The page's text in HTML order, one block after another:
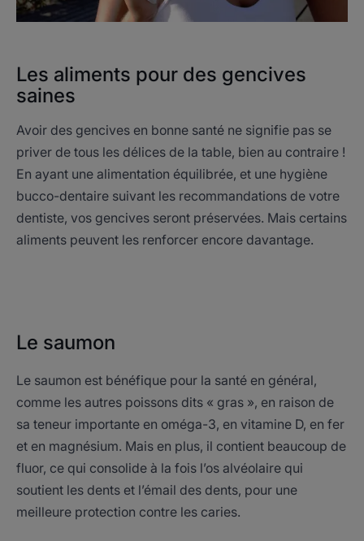
Les aliments pour des gencives
saines
Avoir des gencives en bonne santé ne signifie pas se
priver de tous les délices de la table, bien au contraire !
En ayant une alimentation équilibrée, et une hygiène
bucco-dentaire suivant les recommandations de votre
dentiste, vos gencives seront préservées. Mais certains
aliments peuvent les renforcer encore davantage.
Le saumon
Le saumon est bénéfique pour la santé en général,
comme les autres poissons dits « gras », en raison de
sa teneur importante en oméga-3, en vitamine D, en fer
et en magnésium. Mais en plus, il contient beaucoup de
fluor, ce qui consolide à la fois l’os alvéolaire qui
soutient les dents et l’émail des dents, pour une
meilleure protection contre les caries.